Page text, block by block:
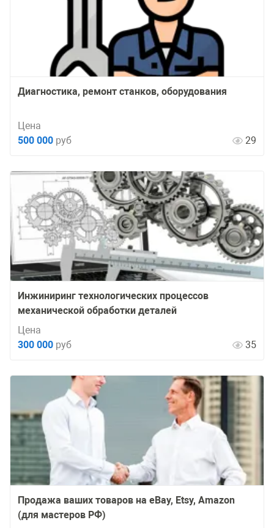
Диагностика, ремонт станков, оборудования
Цена
500 000 руб 29
Инжиниринг технологических процессов
механической обработки деталей
Цена
300 000 руб 35
Продажа ваших товаров на eBay, Etsy, Amazon
(для мастеров РФ)